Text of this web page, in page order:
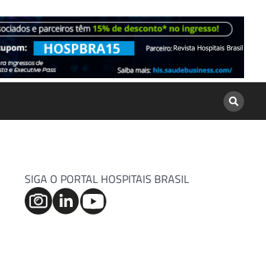
SIGA O PORTAL HOSPITAIS BRASIL